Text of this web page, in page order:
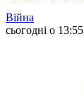
Війна
сьогодні о 13:55